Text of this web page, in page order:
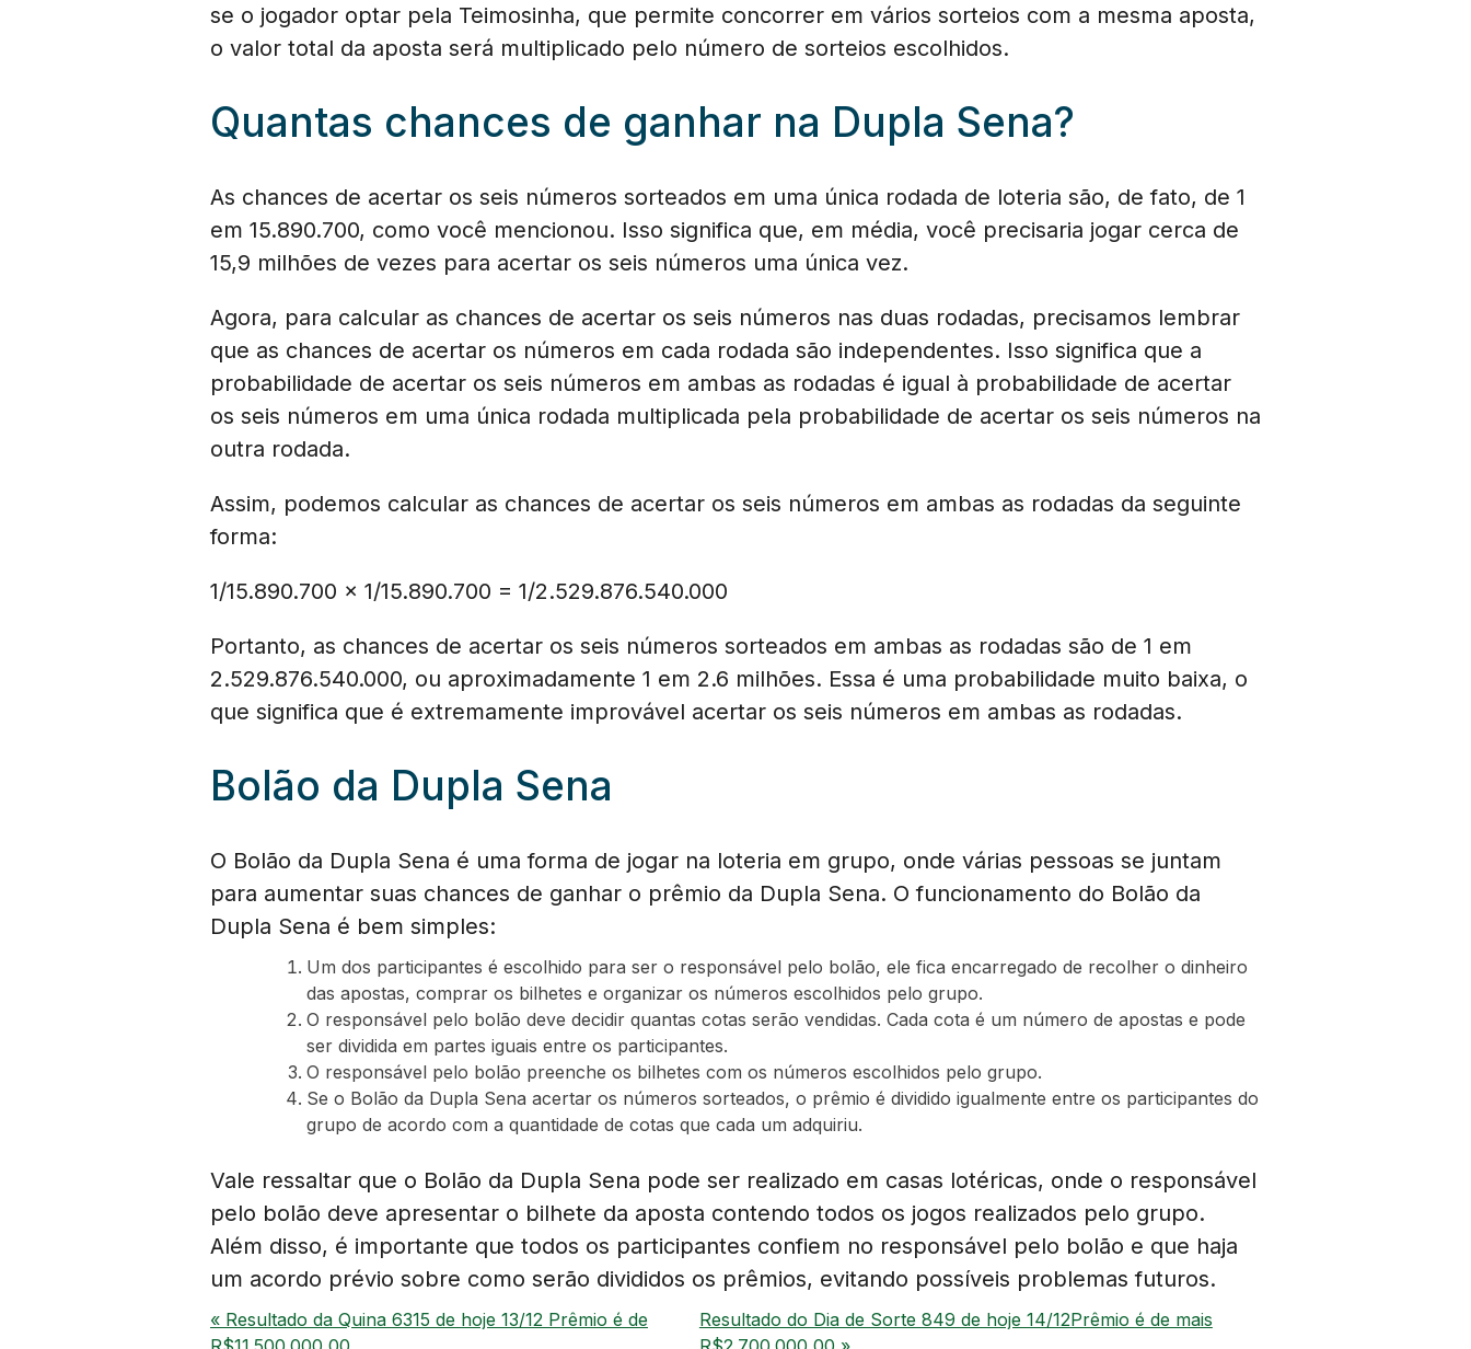
se o jogador optar pela Teimosinha, que permite concorrer em vários sorteios com a mesma aposta,
o valor total da aposta será multiplicado pelo número de sorteios escolhidos.
Quantas chances de ganhar na Dupla Sena?
As chances de acertar os seis números sorteados em uma única rodada de loteria são, de fato, de 1
em 15.890.700, como você mencionou. Isso significa que, em média, você precisaria jogar cerca de
15,9 milhões de vezes para acertar os seis números uma única vez.
Agora, para calcular as chances de acertar os seis números nas duas rodadas, precisamos lembrar
que as chances de acertar os números em cada rodada são independentes. Isso significa que a
probabilidade de acertar os seis números em ambas as rodadas é igual à probabilidade de acertar
os seis números em uma única rodada multiplicada pela probabilidade de acertar os seis números na
outra rodada.
Assim, podemos calcular as chances de acertar os seis números em ambas as rodadas da seguinte
forma:
1/15.890.700 x 1/15.890.700 = 1/2.529.876.540.000
Portanto, as chances de acertar os seis números sorteados em ambas as rodadas são de 1 em
2.529.876.540.000, ou aproximadamente 1 em 2.6 milhões. Essa é uma probabilidade muito baixa, o
que significa que é extremamente improvável acertar os seis números em ambas as rodadas.
Bolão da Dupla Sena
O Bolão da Dupla Sena é uma forma de jogar na loteria em grupo, onde várias pessoas se juntam
para aumentar suas chances de ganhar o prêmio da Dupla Sena. O funcionamento do Bolão da
Dupla Sena é bem simples:
Um dos participantes é escolhido para ser o responsável pelo bolão, ele fica encarregado de recolher o dinheiro
das apostas, comprar os bilhetes e organizar os números escolhidos pelo grupo.
O responsável pelo bolão deve decidir quantas cotas serão vendidas. Cada cota é um número de apostas e pode
ser dividida em partes iguais entre os participantes.
O responsável pelo bolão preenche os bilhetes com os números escolhidos pelo grupo.
Se o Bolão da Dupla Sena acertar os números sorteados, o prêmio é dividido igualmente entre os participantes do
grupo de acordo com a quantidade de cotas que cada um adquiriu.
Vale ressaltar que o Bolão da Dupla Sena pode ser realizado em casas lotéricas, onde o responsável
pelo bolão deve apresentar o bilhete da aposta contendo todos os jogos realizados pelo grupo.
Além disso, é importante que todos os participantes confiem no responsável pelo bolão e que haja
um acordo prévio sobre como serão divididos os prêmios, evitando possíveis problemas futuros.
« Resultado da Quina 6315 de hoje 13/12 Prêmio é de
Resultado do Dia de Sorte 849 de hoje 14/12Prêmio é de mais